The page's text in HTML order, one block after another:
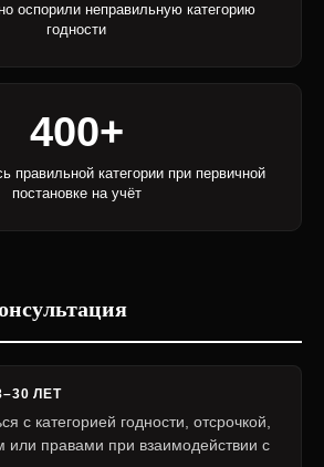
оспорили неправильную категорию
годности
400+
правильной категории при первичной
постановке на учёт
ЛЕТ
с категорией годности, отсрочкой,
или правами при взаимодействии с